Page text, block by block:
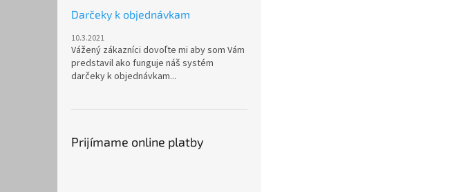
Darčeky k objednávkam
10.3.2021
Vážený zákazníci dovoľte mi aby som Vám
predstavil ako funguje náš systém
darčeky k objednávkam...
Prijímame online platby